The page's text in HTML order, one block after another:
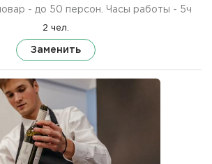
- до 50 персон. Часы работы - 5ч
2 чел.
Заменить